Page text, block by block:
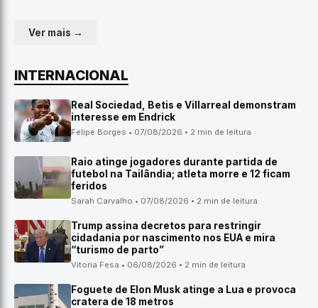
Ver mais →
INTERNACIONAL
Real Sociedad, Betis e Villarreal demonstram
interesse em Endrick
Felipe Borges • 07/08/2026 • 2 min de leitura
Raio atinge jogadores durante partida de
futebol na Tailândia; atleta morre e 12 ficam
feridos
Sarah Carvalho • 07/08/2026 • 2 min de leitura
Trump assina decretos para restringir
cidadania por nascimento nos EUA e mira
“turismo de parto”
Vitoria Fesa • 06/08/2026 • 2 min de leitura
Foguete de Elon Musk atinge a Lua e provoca
cratera de 18 metros